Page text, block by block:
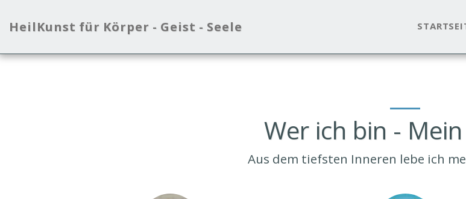
HeilKunst für Körper - Geist - Seele
Wer ich bin -
Aus dem tiefsten Inneren lebe ich